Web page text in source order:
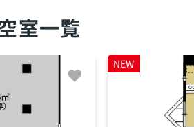
室一覧
NEW